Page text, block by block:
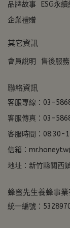
品牌故事 ESG永
企業禮贈
其它資訊
會員說明 售後服務
聯絡資訊
客服專線：03-
客服傳真：03-
客服時間：08:30-
信箱：
地址：新竹縣關西
蜂蜜先生養蜂事業
統一編號：